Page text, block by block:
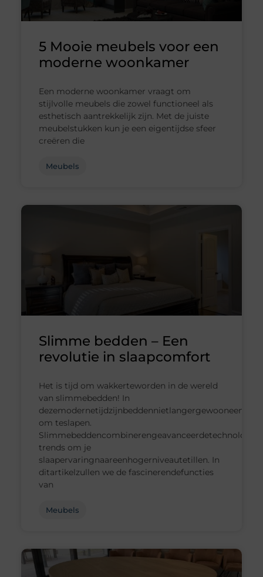
5 Mooie meubels voor een
moderne woonkamer
Een moderne woonkamer vraagt om
stijlvolle meubels die zowel functioneel als
esthetisch aantrekkelijk zijn. Met de juiste
meubelstukken kun je een eigentijdse sfeer
creëren die
Meubels
Slimme bedden – Een
revolutie in slaapcomfort
Het is tijd om wakkerteworden in de wereld
van slimmebedden! In
dezemodernetijdzijnbeddennietlangergewooneenplek
om teslapen.
trends om je
slaapervaringnaareenhogerniveautetillen. In
ditartikelzullen we de fascinerendefuncties
van
Meubels